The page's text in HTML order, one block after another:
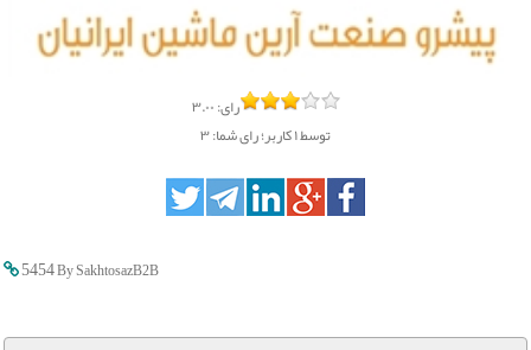
رای:۳.۰۰
توسط۱کاربر؛رای شما: ۳
5454By SakhtosazB2B